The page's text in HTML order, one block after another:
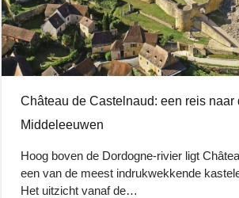
Château de Castelnaud: een reis naar
Middeleeuwen
Hoog boven de Dordogne-rivier ligt
een van de meest indrukwekkende
Het uitzicht vanaf de…